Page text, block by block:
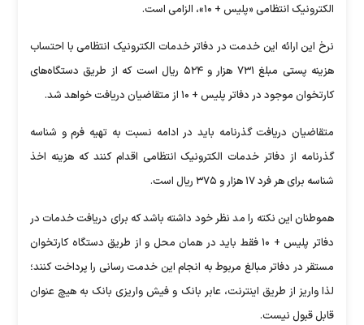
الکترونیک انتظامی «پلیس + ۱۰»، الزامی است.
نرخ این ارائه این خدمت در دفاتر خدمات الکترونیک انتظامی با احتساب
هزینه پستی مبلغ ۷۳۱ هزار و ۵۲۴ ریال است که از طریق دستگاه‌های
کارتخوان موجود در دفاتر پلیس + ۱۰ از متقاضیان دریافت خواهد شد.
متقاضیان دریافت گذرنامه باید در ادامه نسبت به تهیه فرم و شناسه
گذرنامه از دفاتر خدمات الکترونیک انتظامی اقدام کنند که هزینه اخذ
شناسه برای هر فرد ۱۷ هزار و ۳۷۵ ریال است.
هموطنان این نکته را مد نظر خود داشته باشد که برای دریافت خدمات در
دفاتر پلیس + ۱۰ فقط باید در همان محل و از طریق دستگاه کارتخوان
مستقر در دفاتر مبالغ مربوط به انجام این خدمت رسانی را پرداخت کنند؛
لذا واریز از طریق اینترنت، عابر بانک و فیش واریزی بانک به هیچ عنوان
قابل قبول نیست.